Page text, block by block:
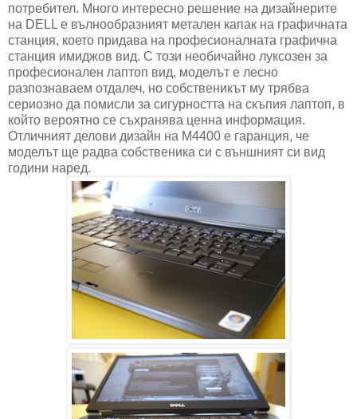
потребител. Много интересно решение на дизайнерите
на DELL е вълнообразният метален капак на графичната
станция, което придава на професионалната графична
станция имиджов вид. С този необичайно луксозен за
професионален лаптоп вид, моделът е лесно
разпознаваем отдалеч, но собственикът му трябва
сериозно да помисли за сигурността на скъпия лаптоп, в
който вероятно се съхранява ценна информация.
Отличният делови дизайн на M4400 е гаранция, че
моделът ще радва собственика си с външният си вид
години наред.